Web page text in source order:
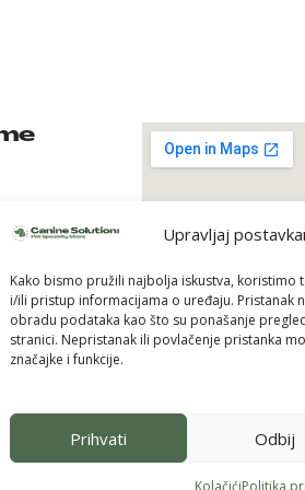
Upravljaj
Kako bismo pružili najbolja iskustva,
i/ili pristup informacijama o uređaju. Pristanak
obradu podataka kao što su ponašanje
stranici. Nepristanak ili povlačenje pristanka
značajke i funkcije.
Prihvati Odbij
KolačićiPolitika